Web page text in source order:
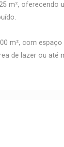
m², oferecendo
m², com
de lazer ou até